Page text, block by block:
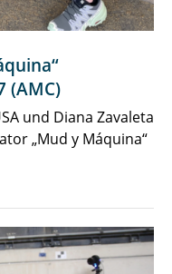
(AMC)
und Diana Zavaleta
„Mud y Máquina“